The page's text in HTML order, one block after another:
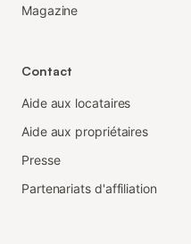
Magazine
Contact
Aide aux locataires
Aide aux propriétaires
Presse
Partenariats d'affiliation